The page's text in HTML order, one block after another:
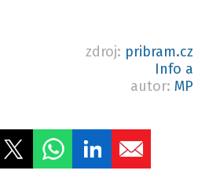
zdroj: pribram.cz
Info a
autor: MP